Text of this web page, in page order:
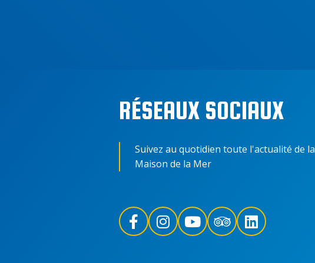
RÉSEAUX SOCIAUX
Suivez au quotidien toute l'actualité de la
Maison de la Mer